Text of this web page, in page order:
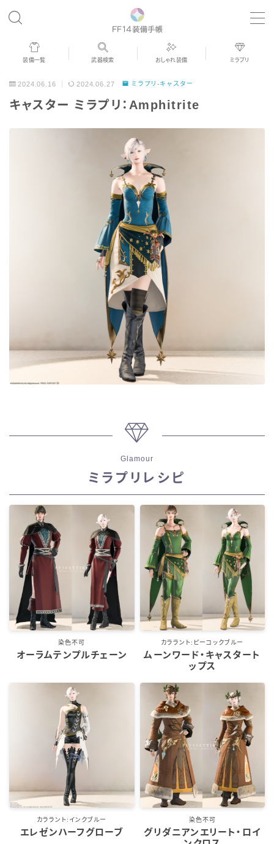
MENU
歴代ジョブAF
アネモス（染色可能紅蓮AF）
ノースリーブ
半袖
五分袖
七分袖
八分袖
イシュガルド風デザイン
アジムステップ風デザイン
ローライズ
スカート
装備一覧 武器検索 おしゃれ装備 ミラプリ
2024.06.16 2024.06.27 ミラプリ-キャスター
キャスター ミラプリ：Amphitrite
Glamour
ミラプリレシピ
染色不可
オーラムテンプルチェーン
カララント:ピーコックブルー
ムーンワード・キャスタート
ップス
カララント:インクブルー
エレゼンハーフグローブ
染色不可
グリダニアンエリート・ロイ